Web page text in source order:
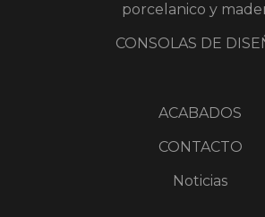
porcelanico y
CONSOLAS DE
ACABADOS
CONTACTO
Noticias